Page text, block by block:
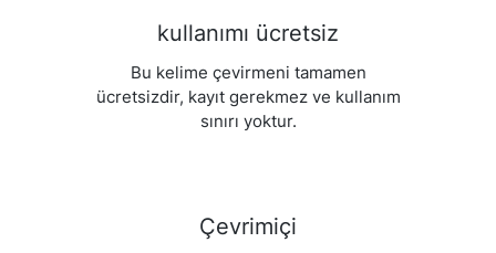
kullanımı ücretsiz
Bu kelime çevirmeni tamamen
ücretsizdir, kayıt gerekmez ve kullanım
sınırı yoktur.
Çevrimiçi